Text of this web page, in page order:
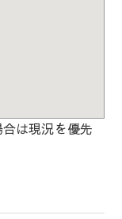
は現況を優先